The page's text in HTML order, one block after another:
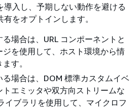
導入し、予期しない動作を避ける
をオプトインします。
場合は、URL コンポーネントと
ジを使用して、ホスト環境から情
す。
場合は、DOM 標準カスタムイベ
トエミッタや双方向ストリームな
イブラリを使用して、マイクロフ